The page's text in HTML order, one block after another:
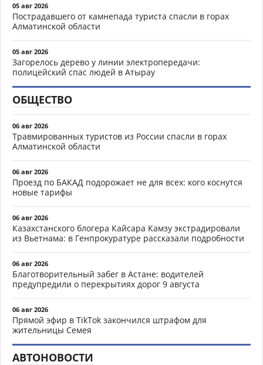
05 авг 2026
Пострадавшего от камнепада туриста спасли в горах
Алматинской области
05 авг 2026
Загорелось дерево у линии электропередачи:
полицейский спас людей в Атырау
ОБЩЕСТВО
06 авг 2026
Травмированных туристов из России спасли в горах
Алматинской области
06 авг 2026
Проезд по БАКАД подорожает не для всех: кого коснутся
новые тарифы
06 авг 2026
Казахстанского блогера Кайсара Камзу экстрадировали
из Вьетнама: в Генпрокуратуре рассказали подробности
06 авг 2026
Благотворительный забег в Астане: водителей
предупредили о перекрытиях дорог 9 августа
06 авг 2026
Прямой эфир в TikTok закончился штрафом для
жительницы Семея
АВТОНОВОСТИ